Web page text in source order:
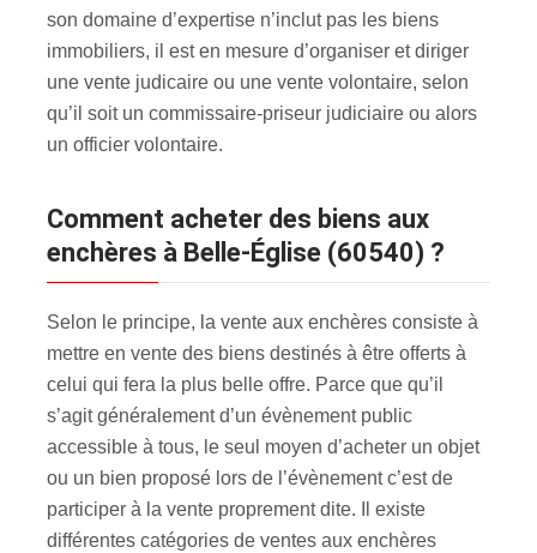
son domaine d’expertise n’inclut pas les biens
immobiliers, il est en mesure d’organiser et diriger
une vente judicaire ou une vente volontaire, selon
qu’il soit un commissaire-priseur judiciaire ou alors
un officier volontaire.
Comment acheter des biens aux
enchères à Belle-Église (60540) ?
Selon le principe, la vente aux enchères consiste à
mettre en vente des biens destinés à être offerts à
celui qui fera la plus belle offre. Parce que qu’il
s’agit généralement d’un évènement public
accessible à tous, le seul moyen d’acheter un objet
ou un bien proposé lors de l’évènement c’est de
participer à la vente proprement dite. Il existe
différentes catégories de ventes aux enchères